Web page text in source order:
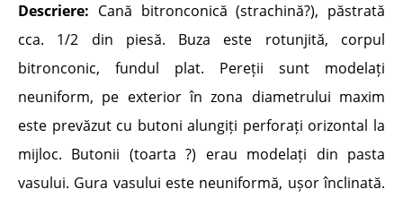
Descriere: Cană bitronconică (strachină?), păstrată
cca. 1/2 din piesă. Buza este rotunjită, corpul
bitronconic, fundul plat. Pereții sunt modelați
neuniform, pe exterior în zona diametrului maxim
este prevăzut cu butoni alungiți perforați orizontal la
mijloc. Butonii (toarta ?) erau modelați din pasta
vasului. Gura vasului este neuniformă, ușor înclinată.